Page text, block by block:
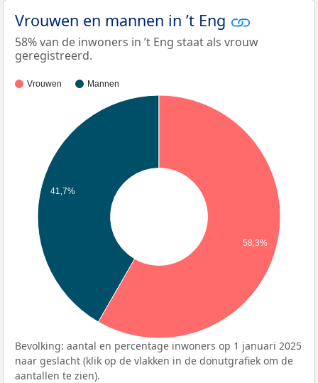
Vrouwen en mannen in ’t Eng
58% van de inwoners in ’t Eng staat als vrouw
geregistreerd.
Vrouwen Mannen
41,7%
58,3%
Bevolking: aantal en percentage inwoners op 1 januari 2025
naar geslacht (klik op de vlakken in de donutgrafiek om de
aantallen te zien).